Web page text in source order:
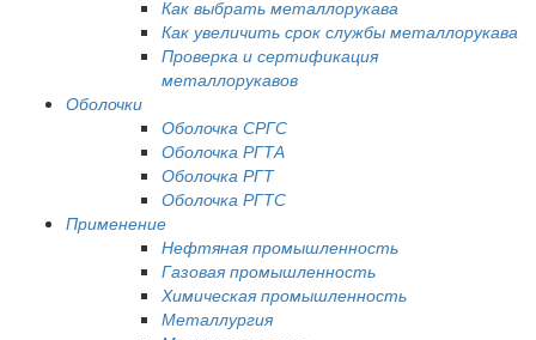
Как выбрать металлорукава
Как увеличить срок службы металлорукава
Проверка и сертификация
металлорукавов
Оболочки
Оболочка СРГС
Оболочка РГТА
Оболочка РГТ
Оболочка РГТС
Применение
Нефтяная промышленность
Газовая промышленность
Химическая промышленность
Металлургия